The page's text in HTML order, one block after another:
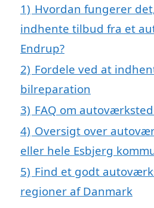
1) Hvordan fungerer
indhente tilbud fra et
Endrup?
2) Fordele ved at
bilreparation
3) FAQ om
4) Oversigt over
eller hele Esbjerg
5) Find et godt
regioner af Danmark